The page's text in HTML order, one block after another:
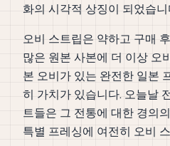
화의 시각적 상징이 되었습니
오비 스트립은 약하고 구매
많은 원본 사본에 더 이상 오
본 오비가 있는 완전한 일본
히 가치가 있습니다. 오늘날
트들은 그 전통에 대한 경의
특별 프레싱에 여전히 오비